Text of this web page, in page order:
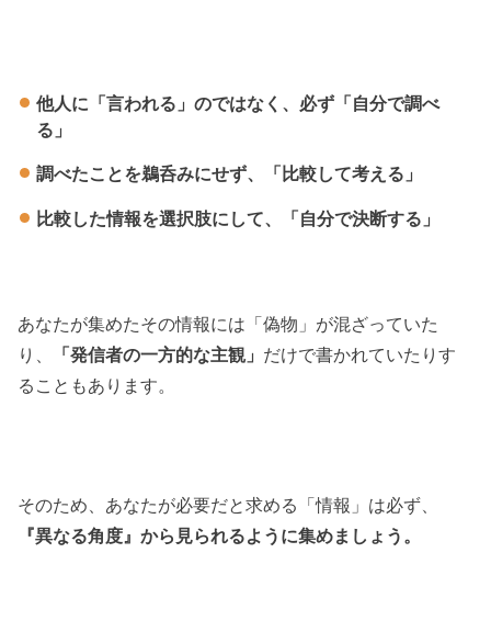
他人に「言われる」のではなく、必ず「自分で調べ
る」
調べたことを鵜呑みにせず、「比較して考える」
比較した情報を選択肢にして、「自分で決断する」
あなたが集めたその情報には「偽物」が混ざっていた
り、
「発信者の一方的な主観」 だけで書かれていたりす
ることもあります。
そのため、あなたが必要だと求める「情報」は必ず、
『異なる角度』から見られるように集めましょう。